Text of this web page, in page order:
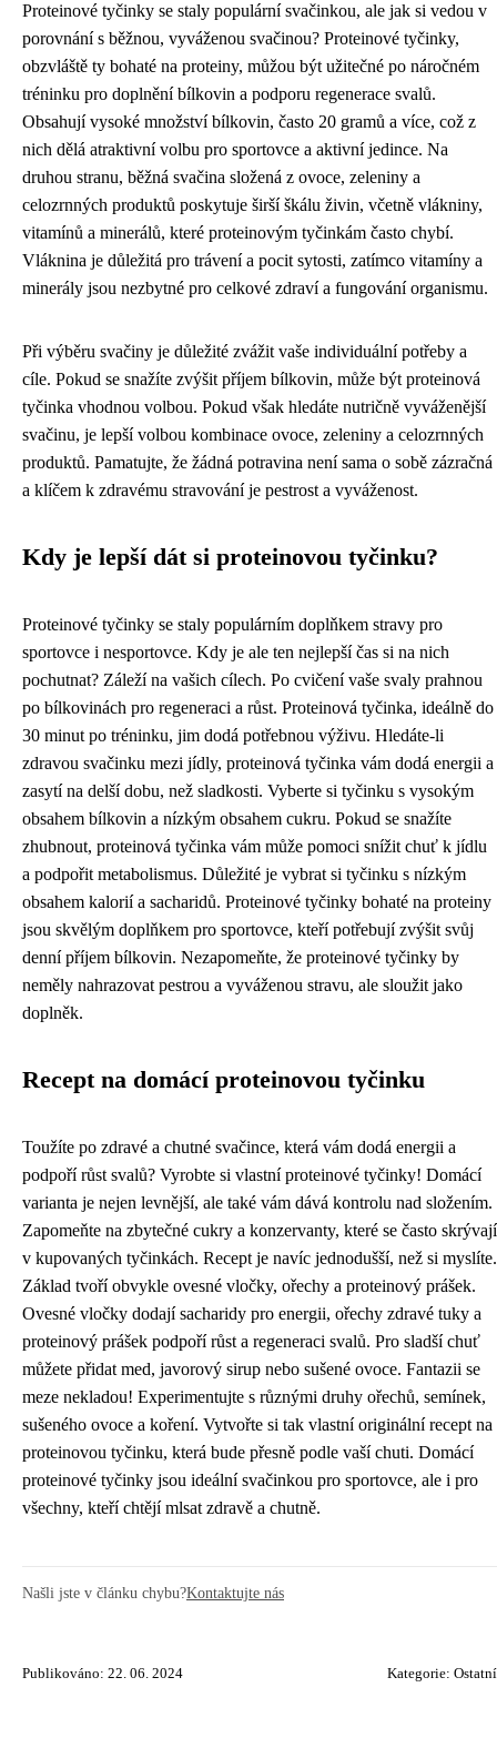
Proteinové tyčinky se staly populární svačinkou, ale jak si vedou v
porovnání s běžnou, vyváženou svačinou? Proteinové tyčinky,
obzvláště ty bohaté na proteiny, můžou být užitečné po náročném
tréninku pro doplnění bílkovin a podporu regenerace svalů.
Obsahují vysoké množství bílkovin, často 20 gramů a více, což z
nich dělá atraktivní volbu pro sportovce a aktivní jedince. Na
druhou stranu, běžná svačina složená z ovoce, zeleniny a
celozrnných produktů poskytuje širší škálu živin, včetně vlákniny,
vitamínů a minerálů, které proteinovým tyčinkám často chybí.
Vláknina je důležitá pro trávení a pocit sytosti, zatímco vitamíny a
minerály jsou nezbytné pro celkové zdraví a fungování organismu.
Při výběru svačiny je důležité zvážit vaše individuální potřeby a
cíle. Pokud se snažíte zvýšit příjem bílkovin, může být proteinová
tyčinka vhodnou volbou. Pokud však hledáte nutričně vyváženější
svačinu, je lepší volbou kombinace ovoce, zeleniny a celozrnných
produktů. Pamatujte, že žádná potravina není sama o sobě zázračná
a klíčem k zdravému stravování je pestrost a vyváženost.
Kdy je lepší dát si proteinovou tyčinku?
Proteinové tyčinky se staly populárním doplňkem stravy pro
sportovce i nesportovce. Kdy je ale ten nejlepší čas si na nich
pochutnat? Záleží na vašich cílech. Po cvičení vaše svaly prahnou
po bílkovinách pro regeneraci a růst. Proteinová tyčinka, ideálně do
30 minut po tréninku, jim dodá potřebnou výživu. Hledáte-li
zdravou svačinku mezi jídly, proteinová tyčinka vám dodá energii a
zasytí na delší dobu, než sladkosti. Vyberte si tyčinku s vysokým
obsahem bílkovin a nízkým obsahem cukru. Pokud se snažíte
zhubnout, proteinová tyčinka vám může pomoci snížit chuť k jídlu
a podpořit metabolismus. Důležité je vybrat si tyčinku s nízkým
obsahem kalorií a sacharidů. Proteinové tyčinky bohaté na proteiny
jsou skvělým doplňkem pro sportovce, kteří potřebují zvýšit svůj
denní příjem bílkovin. Nezapomeňte, že proteinové tyčinky by
neměly nahrazovat pestrou a vyváženou stravu, ale sloužit jako
doplněk.
Recept na domácí proteinovou tyčinku
Toužíte po zdravé a chutné svačince, která vám dodá energii a
podpoří růst svalů? Vyrobte si vlastní proteinové tyčinky! Domácí
varianta je nejen levnější, ale také vám dává kontrolu nad složením.
Zapomeňte na zbytečné cukry a konzervanty, které se často skrývají
v kupovaných tyčinkách. Recept je navíc jednodušší, než si myslíte.
Základ tvoří obvykle ovesné vločky, ořechy a proteinový prášek.
Ovesné vločky dodají sacharidy pro energii, ořechy zdravé tuky a
proteinový prášek podpoří růst a regeneraci svalů. Pro sladší chuť
můžete přidat med, javorový sirup nebo sušené ovoce. Fantazii se
meze nekladou! Experimentujte s různými druhy ořechů, semínek,
sušeného ovoce a koření. Vytvořte si tak vlastní originální recept na
proteinovou tyčinku, která bude přesně podle vaší chuti. Domácí
proteinové tyčinky jsou ideální svačinkou pro sportovce, ale i pro
všechny, kteří chtějí mlsat zdravě a chutně.
Našli jste v článku chybu?Kontaktujte nás
Publikováno: 22. 06. 2024 Kategorie: Ostatní